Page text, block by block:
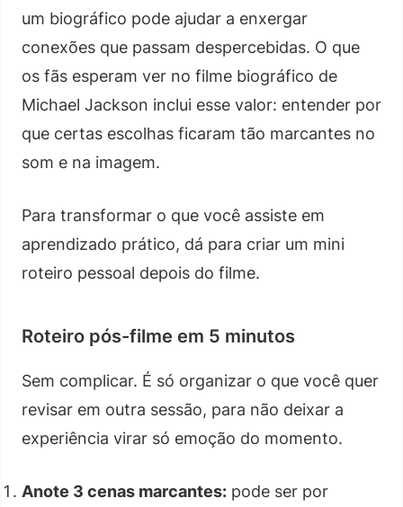
um biográfico pode ajudar a enxergar
conexões que passam despercebidas. O que
os fãs esperam ver no filme biográfico de
Michael Jackson inclui esse valor: entender por
que certas escolhas ficaram tão marcantes no
som e na imagem.
Para transformar o que você assiste em
aprendizado prático, dá para criar um mini
roteiro pessoal depois do filme.
Roteiro pós-filme em 5 minutos
Sem complicar. É só organizar o que você quer
revisar em outra sessão, para não deixar a
experiência virar só emoção do momento.
Anote 3 cenas marcantes: pode ser por